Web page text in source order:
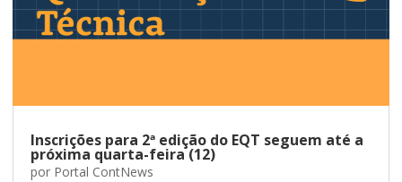
Inscrições para 2ª edição do EQT seguem até a
próxima quarta-feira (12)
por Portal ContNews